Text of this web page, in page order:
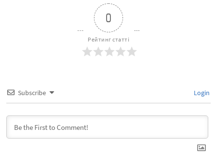
0
Рейтинг статті
Subscribe Login